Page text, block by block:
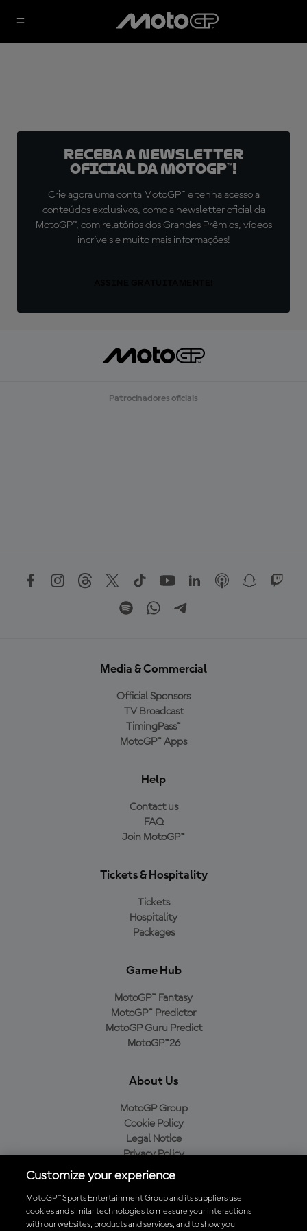
Receba a newsletter
oficial da MotoGP™!
Crie agora uma conta MotoGP™ e tenha acesso a
conteúdos exclusivos, como a newsletter oficial da
MotoGP™, com relatórios dos Grandes Prêmios, vídeos
incríveis e muito mais informações!
Patrocinadores oficiais
Media & Commercial
Official Sponsors
TV Broadcast
TimingPass™
MotoGP™ Apps
Help
Contact us
FAQ
Join MotoGP™
Tickets & Hospitality
Tickets
Hospitality
Packages
Game Hub
MotoGP™ Fantasy
MotoGP™ Predictor
MotoGP Guru Predict
MotoGP™26
About Us
MotoGP Group
Cookie Policy
Legal Notice
Privacy Policy
Purchase Policy
Baixe o aplicativo oficial da MotoGP™
Customize your experience
MotoGP™ Sports Entertainment Group and its suppliers use
cookies and similar technologies to measure your interactions
with our websites, products and services, and to show you